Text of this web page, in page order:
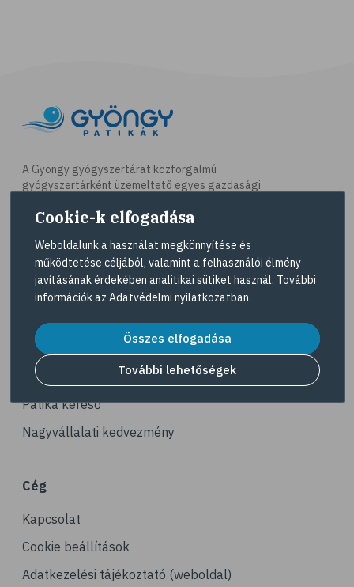
# célkitűzés
# étkezési napló
# hal
# egészséges táplálkozás
# omega-3
# D-vitamin
# A-vitamin
# ásványi anyagok
# ízületi fájdalom
# porckopás
# csonttörés
# mozgásszervi problémák
# köszvény
# ínhüvelygyulladás
A Gyöngy gyógyszertárat közforgalmú
gyógyszertárként üzemeltető egyes gazdasági
működésért. A Gyöngy gyógyszertárak listáját és
tekintheti meg.
Navigáció
Akciós termékek
Dermokozmetikumok
Gyöngy Patika Magazin
Patika kereső
Nagyvállalati kedvezmény
Cég
Kapcsolat
Cookie beállítások
Adatkezelési tájékoztató (weboldal)
Cookie-k elfogadása
Weboldalunk a használat megkönnyítése és
működtetése céljából, valamint a felhasználói élmény
javításának érdekében analitikai sütiket használ. További
információk az Adatvédelmi nyilatkozatban.
Összes elfogadása
További lehetőségek